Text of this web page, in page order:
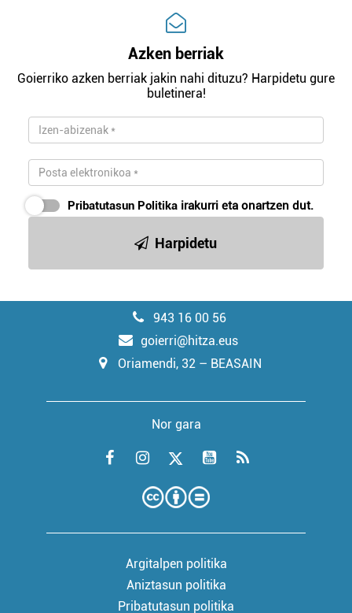
Azken berriak
Goierriko azken berriak jakin nahi dituzu? Harpidetu gure
buletinera!
Pribatutasun Politika irakurri eta onartzen dut.
Harpidetu
943 16 00 56
goierri@hitza.eus
Oriamendi, 32 – BEASAIN
Nor gara
Argitalpen politika
Aniztasun politika
Pribatutasun politika